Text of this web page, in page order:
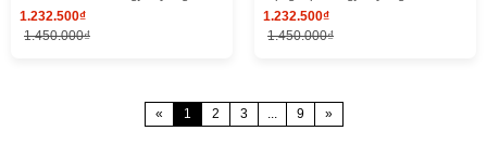
Two Way Pact
1.232.500₫
1.450.000₫
Jewelry Powder
1.232.500₫
1.450.000₫
« 1 2 3 9 »